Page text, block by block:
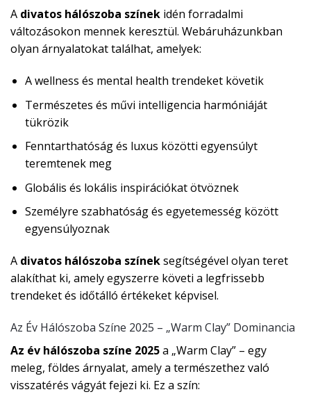
A divatos hálószoba színek idén forradalmi
változásokon mennek keresztül. Webáruházunkban
olyan árnyalatokat találhat, amelyek:
A wellness és mental health trendeket követik
Természetes és művi intelligencia harmóniáját
tükrözik
Fenntarthatóság és luxus közötti egyensúlyt
teremtenek meg
Globális és lokális inspirációkat ötvöznek
Személyre szabhatóság és egyetemesség között
egyensúlyoznak
A divatos hálószoba színeksegítségével olyan teret
alakíthat ki, amely egyszerre követi a legfrissebb
trendeket és időtálló értékeket képvisel.
Az Év Hálószoba Színe 2025 – „Warm Clay” Dominancia
Az év hálószoba színe 2025a „Warm Clay” – egy
meleg, földes árnyalat, amely a természethez való
visszatérés vágyát fejezi ki. Ez a szín: